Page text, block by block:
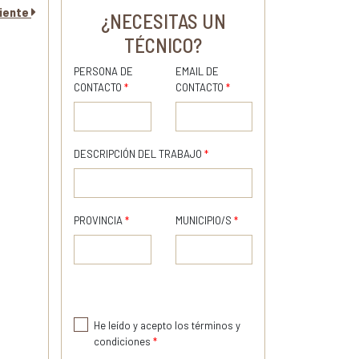
¿NECESITAS UN
TÉCNICO?
PERSONA DE
CONTACTO *
EMAIL DE
CONTACTO *
DESCRIPCIÓN DEL TRABAJO *
PROVINCIA * MUNICIPIO/S *
He leído y acepto los términos y
condiciones *